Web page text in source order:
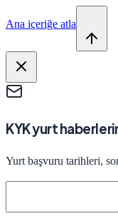
Ana içeriğe atla
KYK yurt
Yurt başvuru tarihleri,